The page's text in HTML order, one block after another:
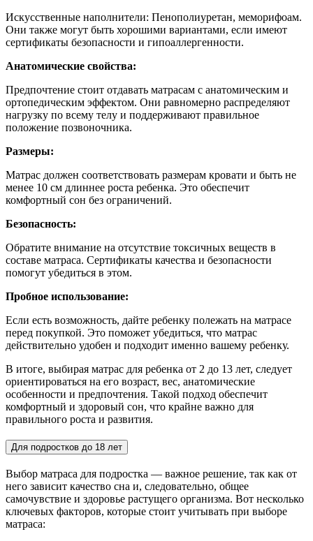
Искусственные наполнители: Пенополиуретан, меморифоам.
Они также могут быть хорошими вариантами, если имеют
сертификаты безопасности и гипоаллергенности.
Анатомические свойства:
Предпочтение стоит отдавать матрасам с анатомическим и
ортопедическим эффектом. Они равномерно распределяют
нагрузку по всему телу и поддерживают правильное
положение позвоночника.
Размеры:
Матрас должен соответствовать размерам кровати и быть не
менее 10 см длиннее роста ребенка. Это обеспечит
комфортный сон без ограничений.
Безопасность:
Обратите внимание на отсутствие токсичных веществ в
составе матраса. Сертификаты качества и безопасности
помогут убедиться в этом.
Пробное использование:
Если есть возможность, дайте ребенку полежать на матрасе
перед покупкой. Это поможет убедиться, что матрас
действительно удобен и подходит именно вашему ребенку.
В итоге, выбирая матрас для ребенка от 2 до 13 лет, следует
ориентироваться на его возраст, вес, анатомические
особенности и предпочтения. Такой подход обеспечит
комфортный и здоровый сон, что крайне важно для
правильного роста и развития.
Для подростков до 18 лет
Выбор матраса для подростка — важное решение, так как от
него зависит качество сна и, следовательно, общее
самочувствие и здоровье растущего организма. Вот несколько
ключевых факторов, которые стоит учитывать при выборе
матраса: